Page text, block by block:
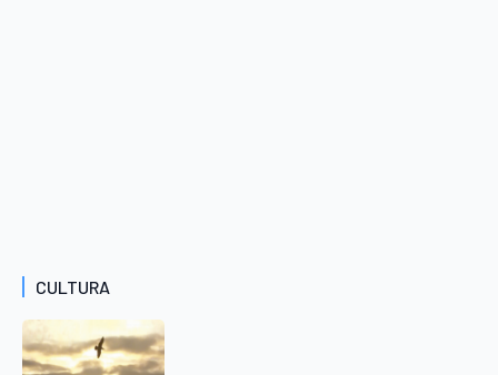
CULTURA